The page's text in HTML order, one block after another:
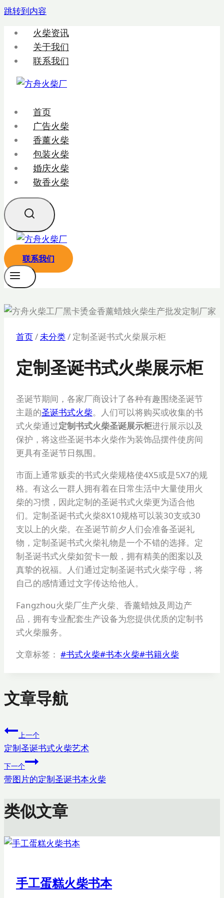
跳转到内容
火柴资讯
关于我们
联系我们
首页
广告火柴
香薰火柴
包装火柴
婚庆火柴
敬香火柴
联系我们
首页/未分类/ 定制圣诞书式火柴展示柜
定制圣诞书式火柴展示柜
圣诞节期间，各家厂商设计了各种有趣围绕圣诞节
主题的圣诞书式火柴。人们可以将购买或收集的书
式火柴通过定制书式火柴圣诞展示柜进行展示以及
保护，将这些圣诞书本火柴作为装饰品摆件使房间
更具有圣诞节日氛围。
市面上通常贩卖的书式火柴规格使4X5或是5X7的规
格。有这么一群人拥有着在日常生活中大量使用火
柴的习惯，因此定制的圣诞书式火柴更为适合他
们。定制圣诞书式火柴8X10规格可以装30支或30
支以上的火柴。在圣诞节前夕人们会准备圣诞礼
物，定制圣诞书式火柴礼物是一个不错的选择。定
制圣诞书式火柴如贺卡一般，拥有精美的图案以及
真挚的祝福。人们通过定制圣诞书式火柴字母，将
自己的感情通过文字传达给他人。
Fangzhou火柴厂生产火柴、香薰蜡烛及周边产
品，拥有专业配套生产设备为您提供优质的定制书
式火柴服务。
文章标签： #书式火柴#书本火柴#书籍火柴
文章导航
上一个
定制圣诞书式火柴艺术
下一个
带图片的定制圣诞书本火柴
类似文章
手工蛋糕火柴书本